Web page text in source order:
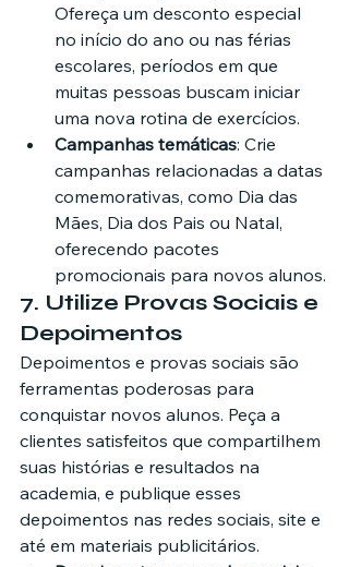
Ofereça um desconto especial
no início do ano ou nas férias
escolares, períodos em que
muitas pessoas buscam iniciar
uma nova rotina de exercícios.
Campanhas temáticas: Crie
campanhas relacionadas a datas
comemorativas, como Dia das
Mães, Dia dos Pais ou Natal,
oferecendo pacotes
promocionais para novos alunos.
7. Utilize Provas Sociais e
Depoimentos
Depoimentos e provas sociais são
ferramentas poderosas para
conquistar novos alunos. Peça a
clientes satisfeitos que compartilhem
suas histórias e resultados na
academia, e publique esses
depoimentos nas redes sociais, site e
até em materiais publicitários.